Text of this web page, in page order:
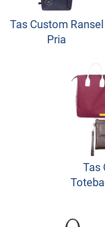
Tas Custom Ransel
Pria
Tas